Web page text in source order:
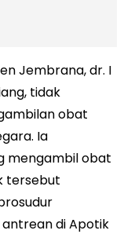
Jembrana, dr. I
tidak
obat
Ia
mengambil obat
tersebut
di Apotik